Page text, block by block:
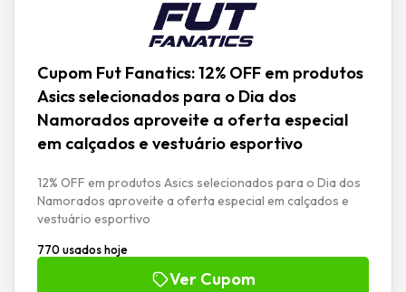
Cupom Fut Fanatics: 12% OFF em produtos
Asics selecionados para o Dia dos
Namorados aproveite a oferta especial
em calçados e vestuário esportivo
12% OFF em produtos Asics selecionados para o Dia dos
Namorados aproveite a oferta especial em calçados e
vestuário esportivo
770 usados hoje
Ver Cupom